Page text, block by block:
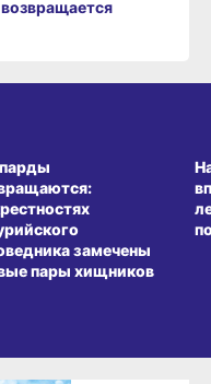
замечены
пары хищников